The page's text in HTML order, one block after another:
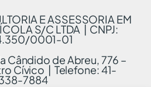
E ASSESSORIA EM
S/C LTDA | CNPJ:
0001-01
Cândido de Abreu, 776 –
Cívico | Telefone: 41-
7884